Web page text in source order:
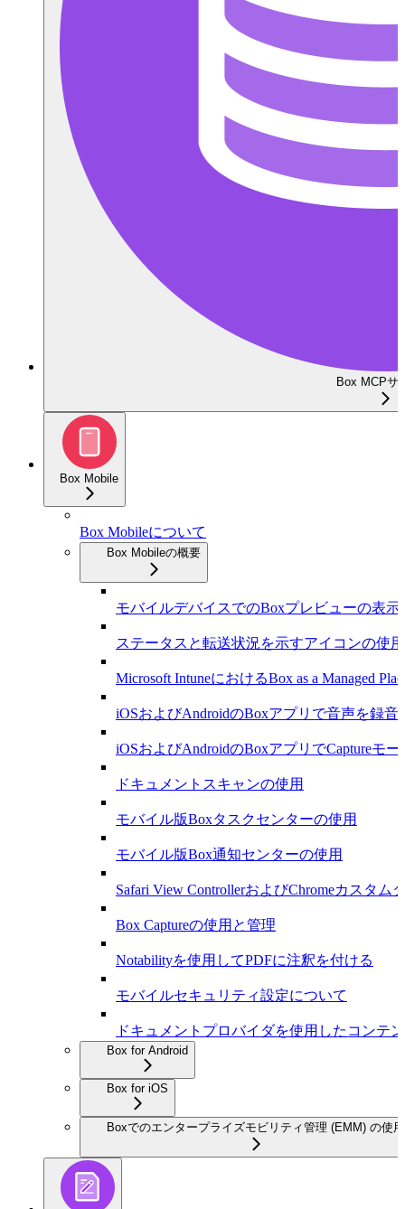
Box MCPサ
Box Mobile
Box Mobileについて
Box Mobileの概要
モバイルデバイスでのBoxプレビューの表
ステータスと転送状況を示すアイコンの使用
Microsoft IntuneにおけるBox as a Managed
iOSおよびAndroidのBoxアプリで音声を録音
iOSおよびAndroidのBoxアプリでCaptureモ
ドキュメントスキャンの使用
モバイル版Boxタスクセンターの使用
モバイル版Box通知センターの使用
Safari View ControllerおよびChromeカスタム
Box Captureの使用と管理
Notabilityを使用してPDFに注釈を付ける
モバイルセキュリティ設定について
ドキュメントプロバイダを使用したコンテ
Box for Android
Box for iOS
Boxでのエンタープライズモビリティ管理 (EMM) の使用